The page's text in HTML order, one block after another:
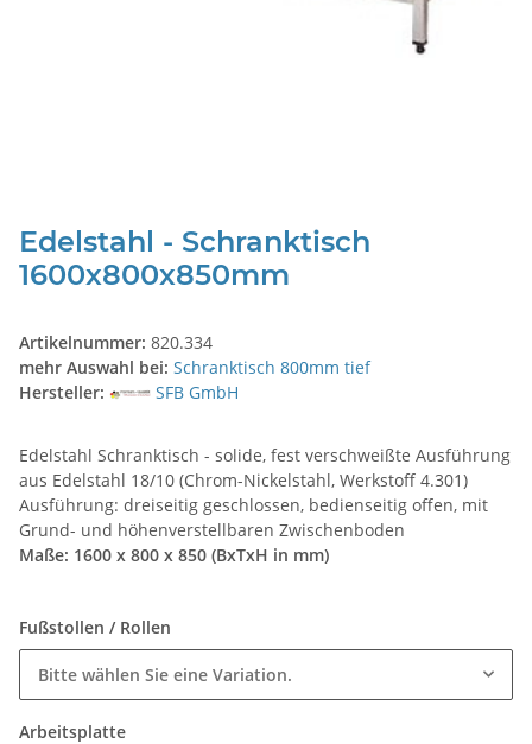
Edelstahl - Schranktisch
1600x800x850mm
Artikelnummer: 820.334
mehr Auswahl bei: Schranktisch 800mm tief
Hersteller:
SFB GmbH
Edelstahl Schranktisch - solide, fest verschweißte Ausführung
aus Edelstahl 18/10 (Chrom-Nickelstahl, Werkstoff 4.301)
Ausführung: dreiseitig geschlossen, bedienseitig offen, mit
Grund- und höhenverstellbaren Zwischenboden
Maße: 1600 x 800 x 850 (BxTxH in mm)
Fußstollen / Rollen
Bitte wählen Sie eine Variation.
Arbeitsplatte